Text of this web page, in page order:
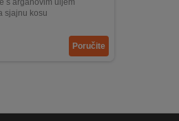
s arganovim uljem
sjajnu kosu
Poručite